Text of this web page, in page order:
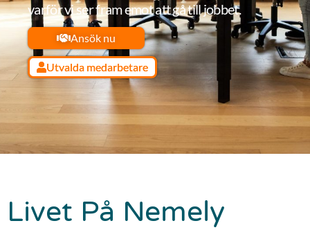
varför vi ser fram emot att gå till jobbet.
Ansök nu
Utvalda medarbetare
Livet På Nemely